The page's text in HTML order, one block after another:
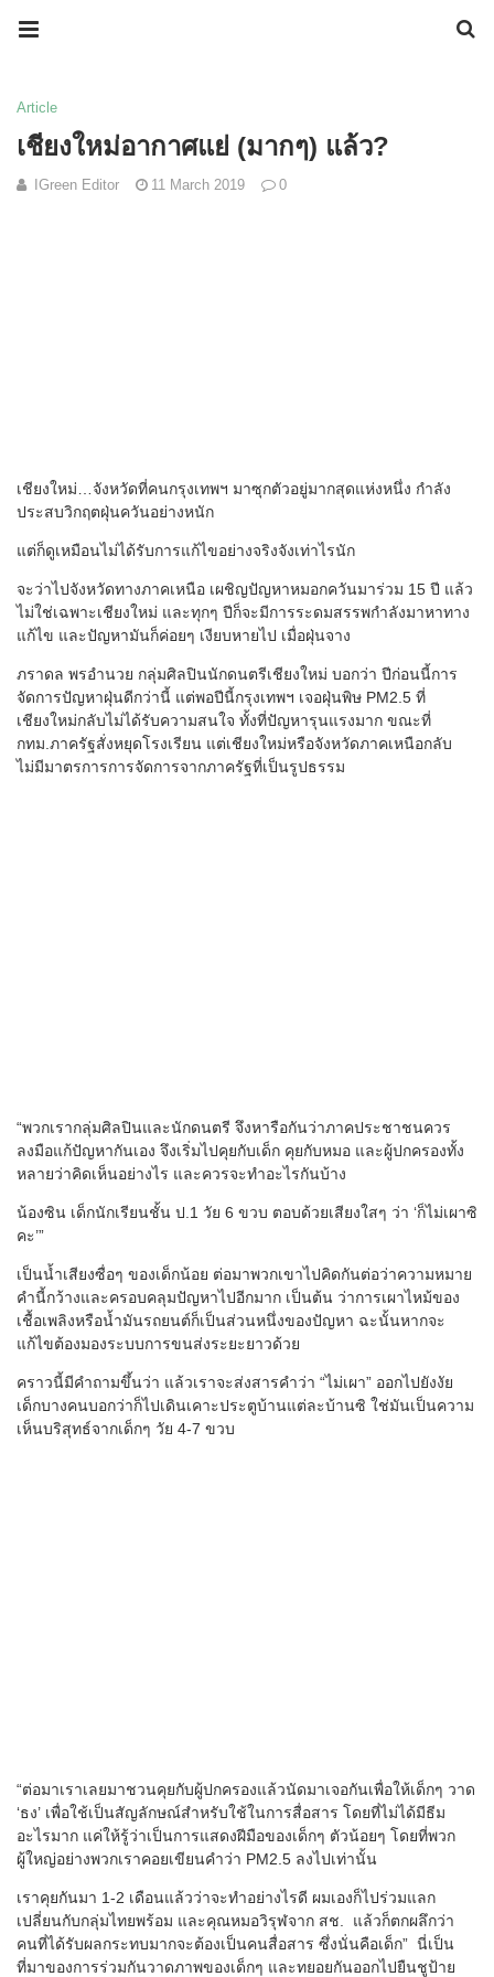
Article
เชียงใหม่อากาศแย่ (มากๆ) แล้ว?
IGreen Editor 11 March 2019 0
เชียงใหม่…จังหวัดที่คนกรุงเทพฯ มาซุกตัวอยู่มากสุดแห่งหนึ่ง กำลัง
ประสบวิกฤตฝุ่นควันอย่างหนัก
แต่ก็ดูเหมือนไม่ได้รับการแก้ไขอย่างจริงจังเท่าไรนัก
จะว่าไปจังหวัดทางภาคเหนือ เผชิญปัญหาหมอกควันมาร่วม 15 ปี แล้ว
ไม่ใช่เฉพาะเชียงใหม่ และทุกๆ ปีก็จะมีการระดมสรรพกำลังมาหาทาง
แก้ไข และปัญหามันก็ค่อยๆ เงียบหายไป เมื่อฝุ่นจาง
ภราดล พรอำนวย กลุ่มศิลปินนักดนตรีเชียงใหม่ บอกว่า ปีก่อนนี้การ
จัดการปัญหาฝุ่นดีกว่านี้ แต่พอปีนี้กรุงเทพฯ เจอฝุ่นพิษ PM2.5 ที่
เชียงใหม่กลับไม่ได้รับความสนใจ ทั้งที่ปัญหารุนแรงมาก ขณะที่
กทม.ภาครัฐสั่งหยุดโรงเรียน แต่เชียงใหม่หรือจังหวัดภาคเหนือกลับ
ไม่มีมาตรการการจัดการจากภาครัฐที่เป็นรูปธรรม
“พวกเรากลุ่มศิลปินและนักดนตรี จึงหารือกันว่าภาคประชาชนควร
ลงมือแก้ปัญหากันเอง จึงเริ่มไปคุยกับเด็ก คุยกับหมอ และผู้ปกครองทั้ง
หลายว่าคิดเห็นอย่างไร และควรจะทำอะไรกันบ้าง
น้องซิน เด็กนักเรียนชั้น ป.1 วัย 6 ขวบ ตอบด้วยเสียงใสๆ ว่า ‘ก็ไม่เผาซิ
คะ’”
เป็นน้ำเสียงซื่อๆ ของเด็กน้อย ต่อมาพวกเขาไปคิดกันต่อว่าความหมาย
คำนี้กว้างและครอบคลุมปัญหาไปอีกมาก เป็นต้น ว่าการเผาไหม้ของ
เชื้อเพลิงหรือน้ำมันรถยนต์ก็เป็นส่วนหนึ่งของปัญหา ฉะนั้นหากจะ
แก้ไขต้องมองระบบการขนส่งระยะยาวด้วย
คราวนี้มีคำถามขึ้นว่า แล้วเราจะส่งสารคำว่า “ไม่เผา” ออกไปยังงัย
เด็กบางคนบอกว่าก็ไปเดินเคาะประตูบ้านแต่ละบ้านซิ ใช่มันเป็นความ
เห็นบริสุทธ์จากเด็กๆ วัย 4-7 ขวบ
“ต่อมาเราเลยมาชวนคุยกับผู้ปกครองแล้วนัดมาเจอกันเพื่อให้เด็กๆ วาด
‘ธง’ เพื่อใช้เป็นสัญลักษณ์สำหรับใช้ในการสื่อสาร โดยที่ไม่ได้มีธีม
อะไรมาก แค่ให้รู้ว่าเป็นการแสดงฝีมือของเด็กๆ ตัวน้อยๆ โดยที่พวก
ผู้ใหญ่อย่างพวกเราคอยเขียนคำว่า PM2.5 ลงไปเท่านั้น
เราคุยกันมา 1-2 เดือนแล้วว่าจะทำอย่างไรดี ผมเองก็ไปร่วมแลก
เปลี่ยนกับกลุ่มไทยพร้อม และคุณหมอวิรุฬจาก สช. แล้วก็ตกผลึกว่า
คนที่ได้รับผลกระทบมากจะต้องเป็นคนสื่อสาร ซึ่งนั่นคือเด็ก” นี่เป็น
ที่มาของการร่วมกันวาดภาพของเด็กๆ และทยอยกันออกไปยืนชูป้าย